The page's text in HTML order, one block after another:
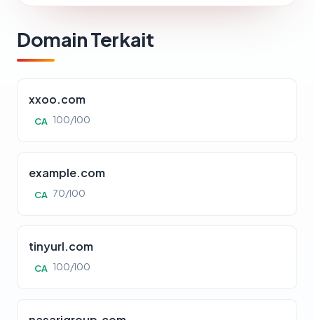
Domain Terkait
xxoo.com
CA 100/100
example.com
CA 70/100
tinyurl.com
CA 100/100